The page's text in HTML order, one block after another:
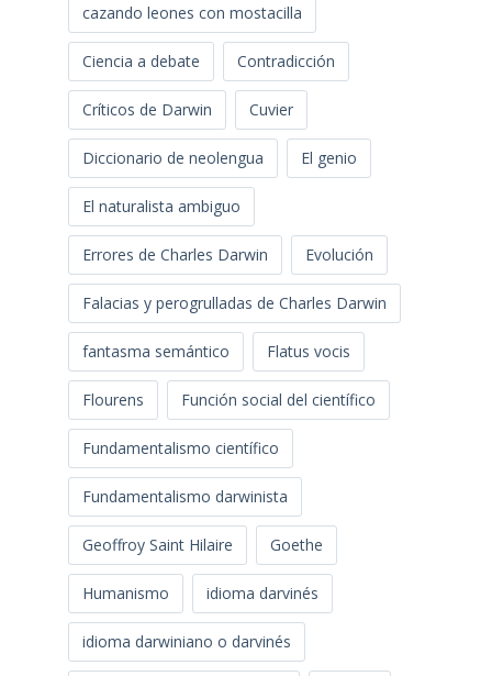
cazando leones con mostacilla
Ciencia a debate Contradicción
Críticos de Darwin Cuvier
Diccionario de neolengua El genio
El naturalista ambiguo
Errores de Charles Darwin Evolución
Falacias y perogrulladas de Charles Darwin
fantasma semántico Flatus vocis
Flourens Función social del científico
Fundamentalismo científico
Fundamentalismo darwinista
Geoffroy Saint Hilaire Goethe
Humanismo idioma darvinés
idioma darwiniano o darvinés